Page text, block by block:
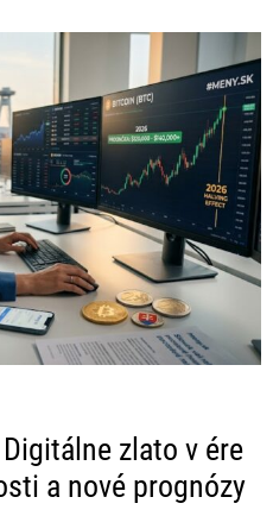
zlato v ére
a nové prognózy